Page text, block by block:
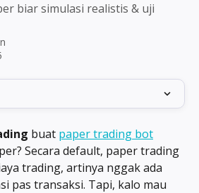
biar simulasi realistis & uji
buat paper trading bot
Secara default, paper trading
trading, artinya nggak ada
pas transaksi. Tapi, kalo mau